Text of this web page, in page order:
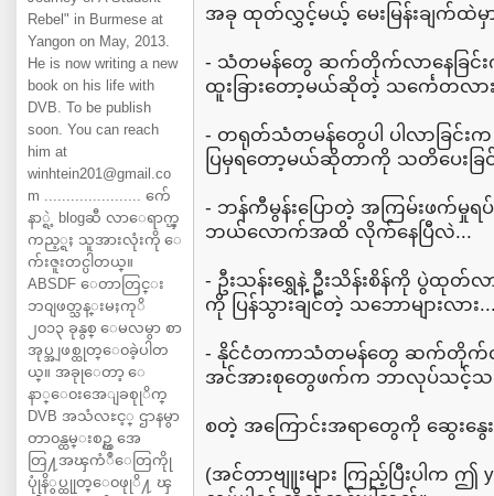
Rebel" in Burmese at
Yangon on May, 2013.
He is now writing a new
book on his life with
DVB. To be publish
soon. You can reach
him at
winhtein201@gmail.co
m ...................... က်ေ
နာ္ရဲ့ blogဆီ လာေရာက္ၾ
ကည့္ရႈ သူအားလုံးကို ေ
က်းဇူးတင္ပါတယ္။
ABSDF ေတာတြင္း
ဘ၀ျဖတ္သန္းမႈကုိ
၂၀၁၃ ခုနွစ္ ေမလမွာ စာ
အုပ္အျဖစ္ထုတ္ေ၀ခဲ့ပါတ
ယ္။ အခုုေတာ့ ေ
နာ္ေ၀းအေျခစုုိက္
DVB အသံလႊင့္ ဌာနမွာ
တာ၀န္ထမ္းစဥ္က အေ
တြ႔အၾကံဳေတြကိုု
ပုုံနိွပ္ထုုတ္ေ၀ဖုုိ႔ ၾ
အခု ထုတ်လွှင့်မယ့် မေးမြန်းချက်ထဲမှ
- သံတမန်တွေ ဆက်တိုက်လာနေခြင်း
ထူးခြားတော့မယ်ဆိုတဲ့ သင်္ကေတလာ
- တရုတ်သံတမန်တွေပါ ပါလာခြင်
ပြမှရတော့မယ်ဆိုတာကို သတိပေးခြင်
- ဘန်ကီမွန်းပြောတဲ့ အကြမ်းဖက်မှု
ဘယ်လောက်အထိ လိုက်နေပြီလဲ...
- ဦးသန်းရွှေနဲ့ ဦးသိန်းစိန်ကို ပွဲထုတ်
ကို ပြန်သွားချင်တဲ့ သဘောများလား
- နိုင်ငံတကာသံတမန်တွေ ဆက်တိုက်လာ
အင်အားစုတွေဖက်က ဘာလုပ်သင့်
စတဲ့ အကြောင်းအရာတွေကို ဆွေးနွေ
(အင်တာဗျူးများ ကြည့်ပြီးပါက ဤ